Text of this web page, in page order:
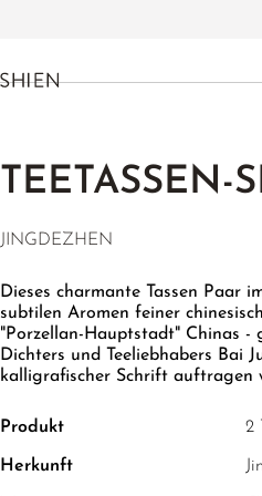
TEETASSEN-
JINGDEZHEN
Dieses charmante Tassen Paar
subtilen Aromen feiner
"Porzellan-Hauptstadt" Chinas -
Dichters und Teeliebhabers Bai
kalligrafischer Schrift auftragen
Produkt 2
Herkunft